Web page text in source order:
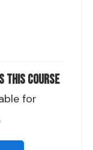
this course
for